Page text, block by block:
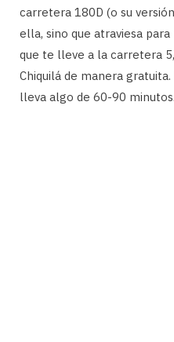
carretera 180D (o su
ella, sino que atraviesa
que te lleve a la carretera
Chiquilá de manera
lleva algo de 60-90 minutos.